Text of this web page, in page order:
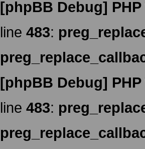
[phpBB Debug] PHP
line 483:
[phpBB Debug] PHP
line 483: